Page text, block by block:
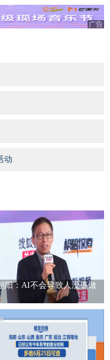
广告
动
阳：AI不会导致人没事做